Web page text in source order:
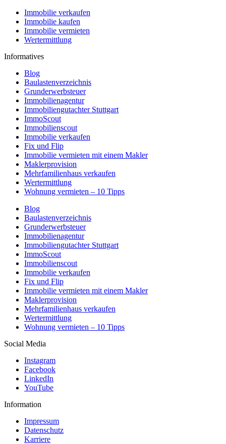
Immobilie verkaufen
Immobilie kaufen
Immobilie vermieten
Wertermittlung
Informatives
Blog
Baulastenverzeichnis
Grunderwerbsteuer
Immobilienagentur
Immobiliengutachter Stuttgart
ImmoScout
Immobilienscout
Immobilie verkaufen
Fix und Flip
Immobilie vermieten mit einem Makler
Maklerprovision
Mehrfamilienhaus verkaufen
Wertermittlung
Wohnung vermieten – 10 Tipps
Blog
Baulastenverzeichnis
Grunderwerbsteuer
Immobilienagentur
Immobiliengutachter Stuttgart
ImmoScout
Immobilienscout
Immobilie verkaufen
Fix und Flip
Immobilie vermieten mit einem Makler
Maklerprovision
Mehrfamilienhaus verkaufen
Wertermittlung
Wohnung vermieten – 10 Tipps
Social Media
Instagram
Facebook
LinkedIn
YouTube
Information
Impressum
Datenschutz
Karriere